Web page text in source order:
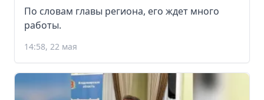
По словам главы региона, его ждет много
работы.
14:58, 22 мая